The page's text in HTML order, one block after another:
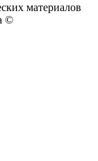
материалов
©